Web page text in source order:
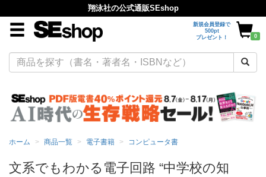
翔泳社の公式通販SEshop
新規会員登録で
500pt
プレゼント！
0
ホーム 商品一覧 電子書籍 コンピュータ書
文系でもわかる電子回路 “中学校の知